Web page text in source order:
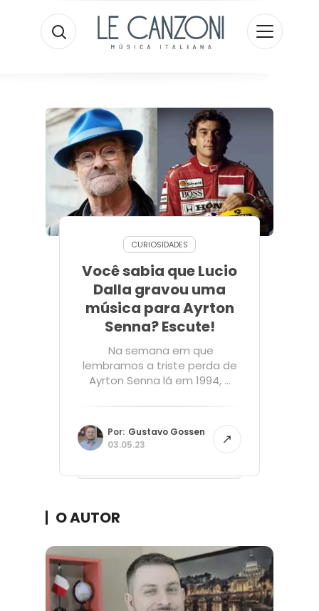
CURIOSIDADES
Você sabia que Lucio
Dalla gravou uma
música para Ayrton
Senna? Escute!
Na semana em que
lembramos a triste perda de
Ayrton Senna lá em 1994, ...
Por: Gustavo Gossen
03.05.23
O AUTOR